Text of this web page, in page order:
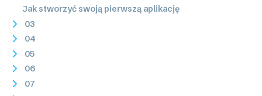
Jak stworzyć swoją pierwszą aplikację
03
04
05
06
07